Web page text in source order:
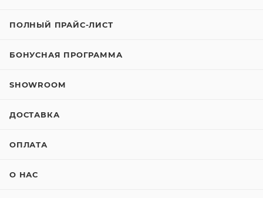
ПОЛНЫЙ ПРАЙС-ЛИСТ
БОНУСНАЯ ПРОГРАММА
SHOWROOM
ДОСТАВКА
ОПЛАТА
О НАС